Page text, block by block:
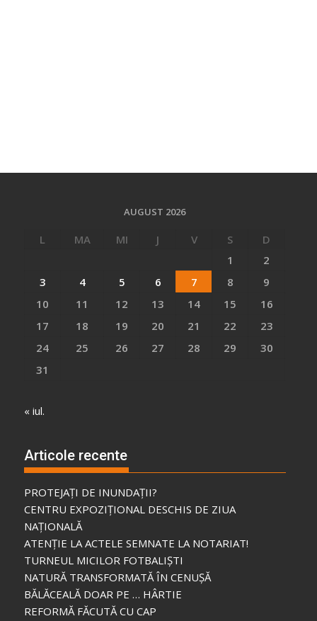
AUGUST 2026
L MA MI J V S
D
1
2
3
4 5 6 7 8
9
10
11 12 13 14 15
16
17
18 19 20 21 22
23
24
25 26 27 28 29
30
31
« iul.
Articole recente
PROTEJAȚI DE INUNDAȚII?
CENTRU EXPOZIȚIONAL DESCHIS DE ZIUA
NAȚIONALĂ
ATENȚIE LA ACTELE SEMNATE LA NOTARIAT!
TURNEUL MICILOR FOTBALIȘTI
NATURĂ TRANSFORMATĂ ÎN CENUȘĂ
BĂLĂCEALĂ DOAR PE … HÂRTIE
REFORMĂ FĂCUTĂ CU CAP